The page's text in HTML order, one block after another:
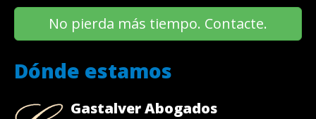
No pierda más tiempo. Contacte.
Dónde estamos
Gastalver Abogados